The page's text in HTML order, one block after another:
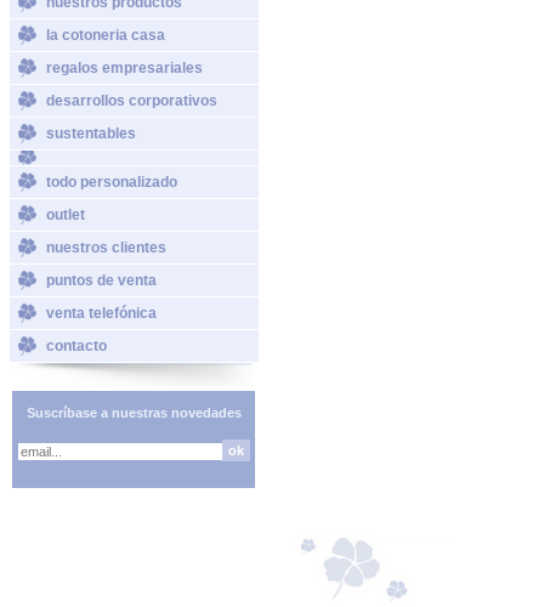
la cotoneria casa
regalos empresariales
desarrollos corporativos
sustentables
todo personalizado
outlet
nuestros clientes
puntos de venta
venta telefónica
contacto
Suscríbase a nuestras novedades